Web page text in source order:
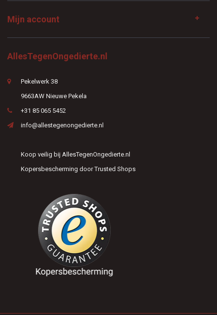
Mijn account
AllesTegenOngedierte.nl
Pekelwerk 38
9663AW Nieuwe Pekela
+31 85 065 5452
info@allestegenongedierte.nl
Koop veilig bij AllesTegenOngedierte.nl
Kopersbescherming door Trusted Shops